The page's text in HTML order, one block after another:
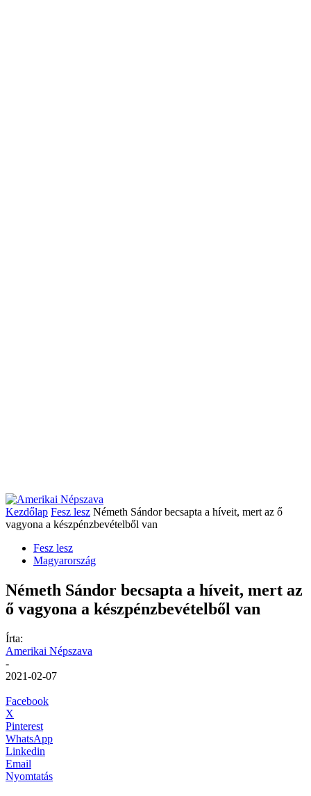
Kezdőlap Fesz lesz Németh Sándor becsapta a híveit, mert az ő
vagyona a készpénzbevételből van
Fesz lesz
Magyarország
Németh Sándor becsapta a híveit, mert az
ő vagyona a készpénzbevételből van
Írta:
Amerikai Népszava
-
2021-02-07
Facebook
X
Pinterest
WhatsApp
Linkedin
Email
Nyomtatás